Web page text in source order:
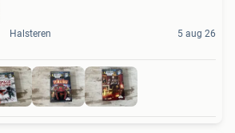
Halsteren 5 aug 26